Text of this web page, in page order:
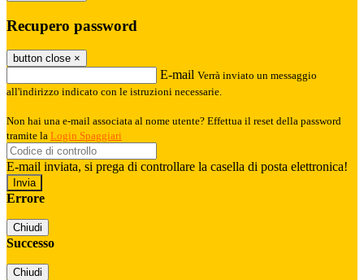
Recupero password
button close ×
E-mail Verrà inviato un messaggio
all'indirizzo indicato con le istruzioni necessarie.
Non hai una e-mail associata al nome utente? Effettua il reset della password
tramite la Login Spaggiari
E-mail inviata, si prega di controllare la casella di posta elettronica!
Errore
Chiudi
Successo
Chiudi